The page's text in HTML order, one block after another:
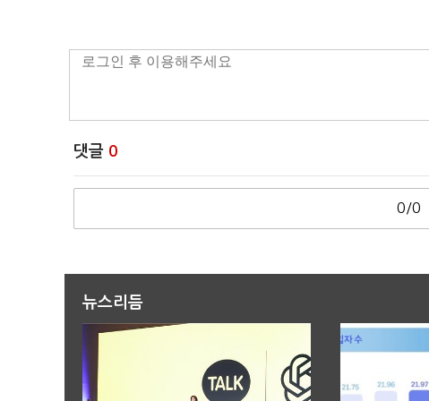
댓글 0
0/0
뉴스리듬